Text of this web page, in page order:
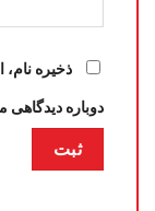
ذخیره
دوباره